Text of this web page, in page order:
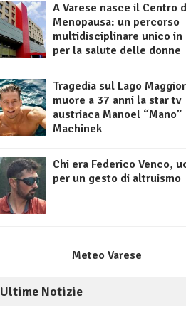
A Varese nasce il Centro
Menopausa: un percorso
multidisciplinare unico in
per la salute delle donne
Tragedia sul Lago
muore a 37 anni la star tv
austriaca Manoel “Mano”
Machinek
Chi era Federico Venco,
per un gesto di altruismo
Meteo Varese
Ultime Notizie